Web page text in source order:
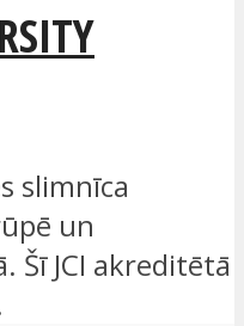
slimnīca
un
Šī JCI akreditētā